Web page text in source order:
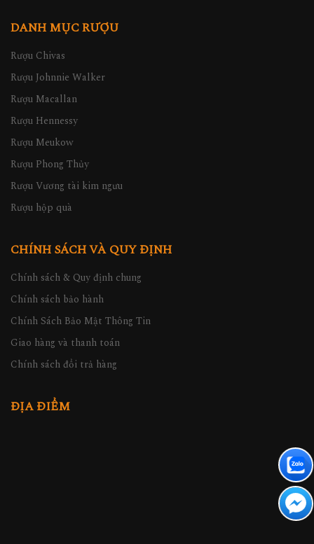
DANH MỤC RƯỢU
Rượu Chivas
Rượu Johnnie Walker
Rượu Macallan
Rượu Hennessy
Rượu Meukow
Rượu Phong Thủy
Rượu Vương tài kim ngưu
Rượu hộp quà
CHÍNH SÁCH VÀ QUY ĐỊNH
Chính sách & Quy định chung
Chính sách bảo hành
Chính Sách Bảo Mật Thông Tin
Giao hàng và thanh toán
Chính sách đổi trả hàng
ĐỊA ĐIỂM